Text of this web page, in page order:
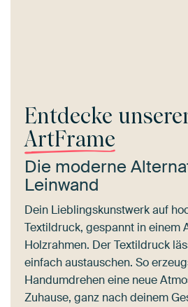
Entdecke
ArtFrame
Die moderne
Leinwand
Dein Lieblingskunstwerk auf
Textildruck, gespannt in einem
Holzrahmen. Der Textildruck
einfach austauschen. So
Handumdrehen eine neue
Zuhause, ganz nach deinem